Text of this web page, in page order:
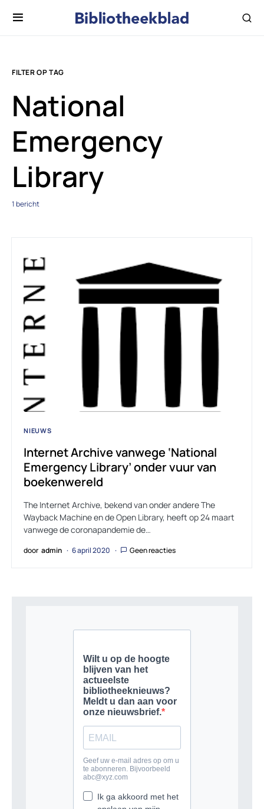
FILTER OP TAG
National
Emergency
Library
1 bericht
NIEUWS
Internet Archive vanwege ‘National
Emergency Library’ onder vuur van
boekenwereld
The Internet Archive, bekend van onder andere The
Wayback Machine en de Open Library, heeft op 24 maart
vanwege de coronapandemie de…
door admin 6 april 2020 Geen reacties